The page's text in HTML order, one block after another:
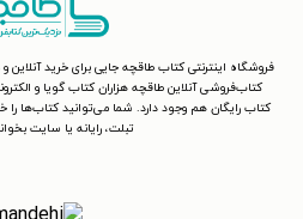
فروشگاه اینترنتی کتاب طاقچه جایی برای خرید
کتاب‌فروشی آنلاین طاقچه هزاران کتاب گویا و
کتاب رایگان هم وجود دارد. شما می‌توانید کتاب‌ها را
تبلت، رایانه یا سایت